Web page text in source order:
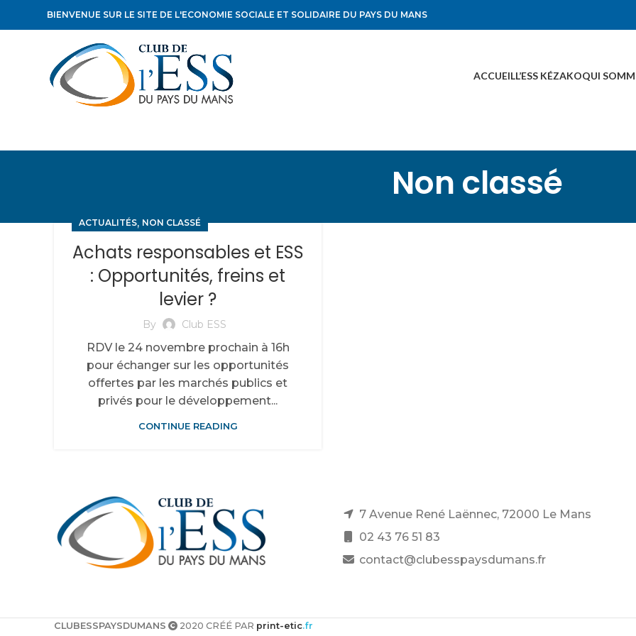
BIENVENUE SUR LE SITE DE L'ECONOMIE SOCIALE ET SOLIDAIRE DU PAYS DU MANS
ACCUEILL’ESS KÉZAKOQUI
Non classé
ACTUALITÉS, NON CLASSÉ
Achats responsables et ESS
: Opportunités, freins et
levier ?
By Club ESS
RDV le 24 novembre prochain à 16h
pour échanger sur les opportunités
offertes par les marchés publics et
privés pour le développement...
CONTINUE READING
7 Avenue René Laënnec, 72000 Le Mans
02 43 76 51 83
contact@clubesspaysdumans.fr
CLUBESSPAYSDUMANS 2020 CRÉÉ PAR print-etic.fr